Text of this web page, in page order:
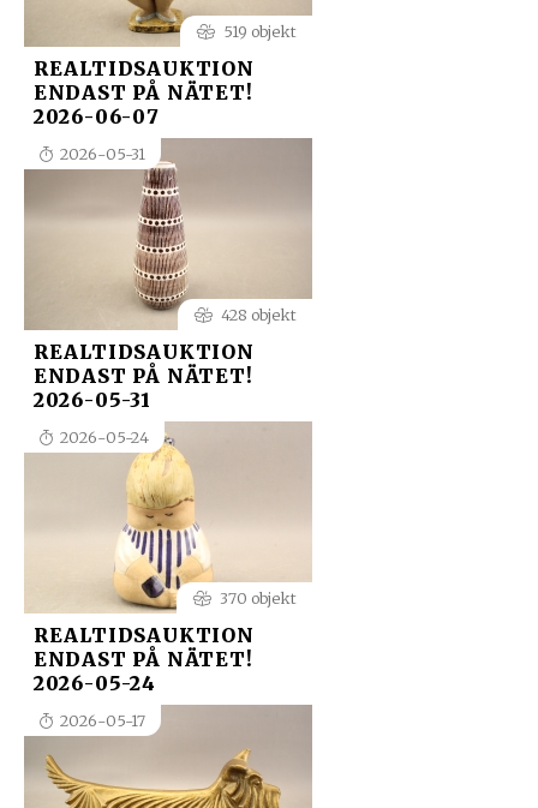
519 objekt
REALTIDSAUKTION
ENDAST PÅ NÄTET!
2026-06-07
2026-05-31
428 objekt
REALTIDSAUKTION
ENDAST PÅ NÄTET!
2026-05-31
2026-05-24
370 objekt
REALTIDSAUKTION
ENDAST PÅ NÄTET!
2026-05-24
2026-05-17